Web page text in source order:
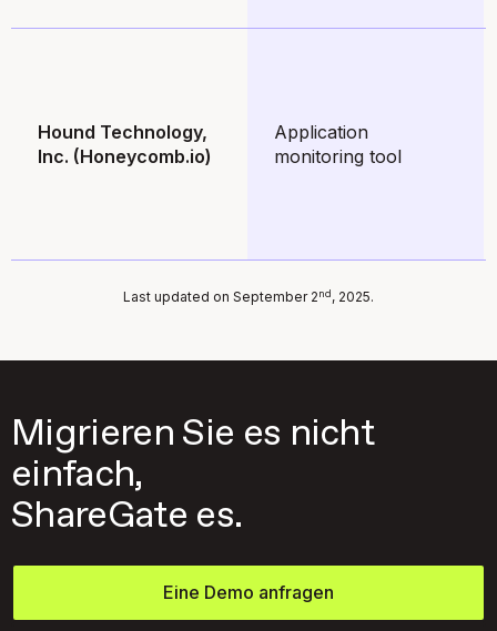
Hound Technology,
Inc. (Honeycomb.io)
Application
monitoring tool
Last updated on September 2nd, 2025.
Migrieren Sie es nicht
einfach,
ShareGate es.
Eine Demo anfragen